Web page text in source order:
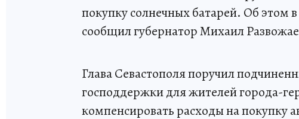
покупку солнечных батарей. Об этом
сообщил губернатор Михаил
Глава Севастополя поручил
господдержки для жителей города-
компенсировать расходы на покупку